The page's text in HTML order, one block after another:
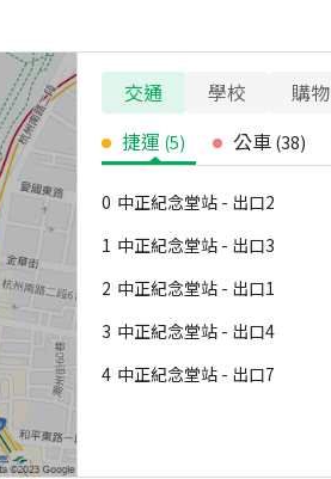
交通 學校 購物
捷運 (5) 公車 (38)
0 中正紀念堂站 - 出口2
1 中正紀念堂站 - 出口3
2 中正紀念堂站 - 出口1
3 中正紀念堂站 - 出口4
4 中正紀念堂站 - 出口7